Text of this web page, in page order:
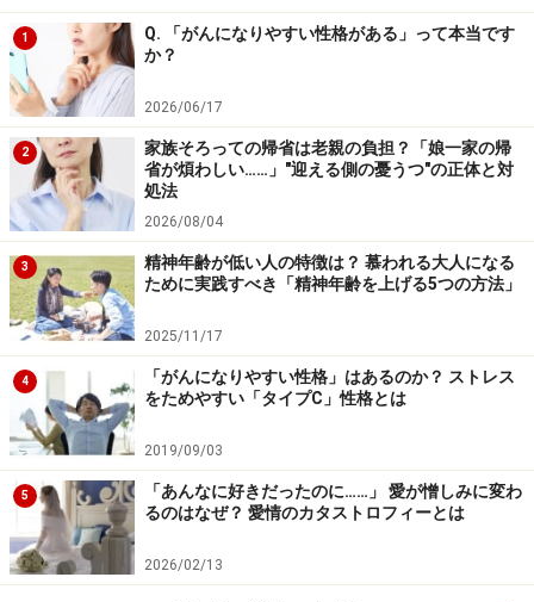
見えてくるのではないかと思います。
「こんな自分でいたい」というゴールが明確にイメージ
できたら、次は、どうしたらそれを実行できるのかを考
えることが大切。次のページに進みましょう。
※記事内容は執筆時点のものです。最新の内容をご確認くださ
い。
※当サイトにおける医師・医療従事者等による情報の提供は、診
断・治療行為ではありません。診断・治療を必要とする方は、適
切な医療機関での受診をおすすめいたします。記事内容は執筆者
個人の見解によるものであり、全ての方への有効性を保証するも
のではありません。当サイトで提供する情報に基づいて被ったい
かなる損害についても、当社、各ガイド、その他当社と契約した
情報提供者は一切の責任を負いかねます。
免責事項
1/2 次のページへ
1
Q. 「がんになりやすい性格がある」って本当です
か？
2026/06/17
2
家族そろっての帰省は老親の負担？「娘一家の帰
省が煩わしい……」"迎える側の憂うつ"の正体と対
処法
2026/08/04
3
精神年齢が低い人の特徴は？ 慕われる大人になる
ために実践すべき「精神年齢を上げる5つの方法」
2025/11/17
4
「がんになりやすい性格」はあるのか？ ストレス
をためやすい「タイプC」性格とは
2019/09/03
5
「あんなに好きだったのに……」 愛が憎しみに変わ
るのはなぜ？ 愛情のカタストロフィーとは
2026/02/13